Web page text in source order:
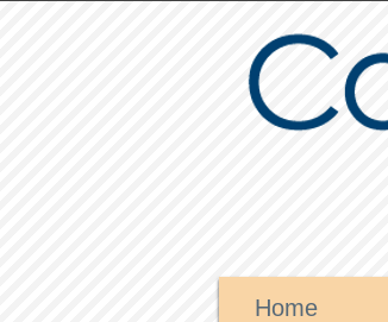
Home